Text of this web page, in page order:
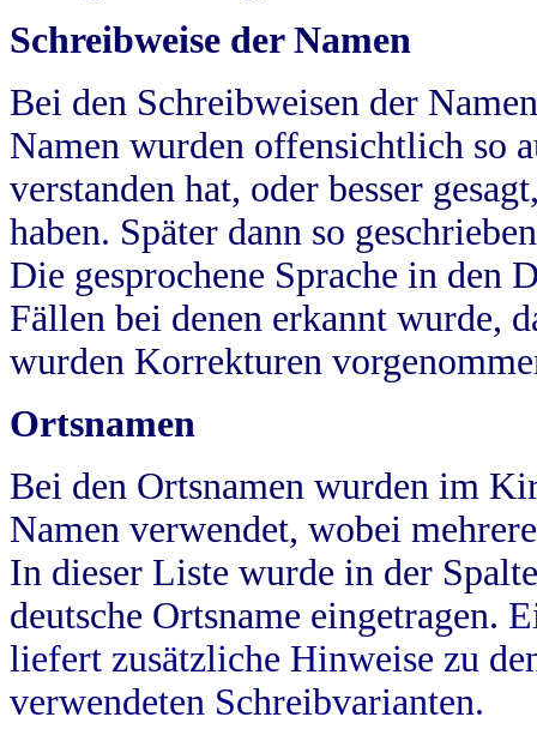
Schreibweise der Namen
Bei den Schreibweisen der
Namen wurden offensichtlich so
verstanden hat, oder besser
haben. Später dann so
Die gesprochene Sprache in
Fällen bei denen erkannt wurde,
wurden Korrekturen
Ortsnamen
Bei den Ortsnamen wurden im
Namen verwendet, wobei
In dieser Liste wurde in der
deutsche Ortsname eingetragen.
liefert zusätzliche Hinweise zu
verwendeten Schreibvarianten.